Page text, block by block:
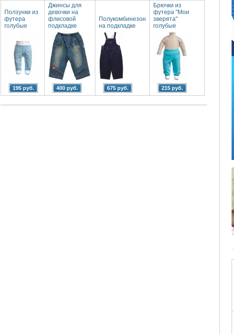
Ползунки из
футера
голубые
195 руб.
Джинсы для
девочки на
флисовой
подкладке
400 руб.
Полукомбинезон
на подкладке
675 руб.
Брючки из
футера "Мои
зверята"
голубые
215 руб.